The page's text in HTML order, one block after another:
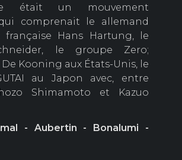
était un mouvement
comprenait le allemand
française Hans Hartung, le
le groupe Zero;
Kooning aux États-Unis, le
au Japon avec, entre
Shimamoto et Kazuo
- Aubertin - Bonalumi -